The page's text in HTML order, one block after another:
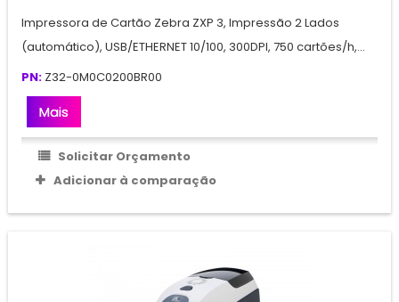
Impressora de Cartão Zebra ZXP 3, Impressão 2 Lados
(automático), USB/ETHERNET 10/100, 300DPI, 750 cartões/h,...
PN: Z32-0M0C0200BR00
Mais
Solicitar Orçamento
Adicionar à comparação